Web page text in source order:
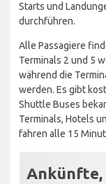
Starts und
durchführen.
Alle Passagiere
Terminals 2 und 5
während die
werden. Es gibt
Shuttle Buses
Terminals, Hotels
fahren alle 15
Ankünfte,